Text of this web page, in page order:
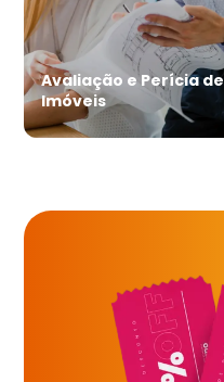
Avaliação e Perícia de
Imóveis